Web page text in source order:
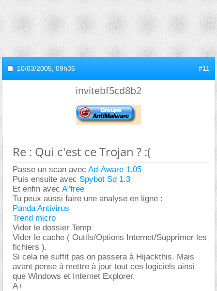
10/03/2005, 09h36 #11
invitebf5cd8b2
Re : Qui c'est ce Trojan ? :(
Passe un scan avec Ad-Aware 1.05
Puis ensuite avec Spybot Sd 1.3
Et enfin avec A²free
Tu peux aussi faire une analyse en ligne :
Panda Antivirus
Trend micro
Vider le dossier Temp
Vider le cache ( Outils/Options Internet/Supprimer les
fichiers ).
Si cela ne suffit pas on passera à Hijackthis. Mais
avant pense à mettre à jour tout ces logiciels ainsi
que Windows et Internet Explorer.
A+